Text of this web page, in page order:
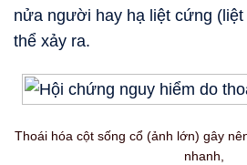
nửa người hay hạ liệt cứng
thể xảy ra.
Thoái hóa cột sống cổ (ảnh lớn) gây
nhanh,